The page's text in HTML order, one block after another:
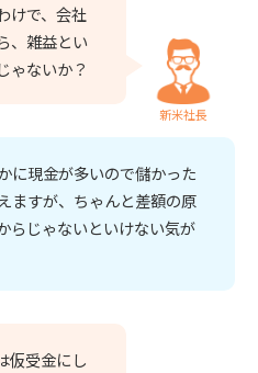
けで、会社
、雑益とい
ゃないか？
新米社長
に現金が多いので儲かった
ますが、ちゃんと差額の原
らじゃないといけない気が
仮受金にし